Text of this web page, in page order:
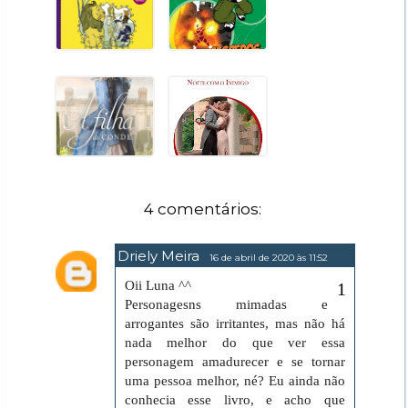
4 comentários:
Driely Meira 16 de abril de 2020 às 11:52
Oii Luna ^^
Personagesns mimadas e
arrogantes são irritantes, mas não há
nada melhor do que ver essa
personagem amadurecer e se tornar
uma pessoa melhor, né? Eu ainda não
conhecia esse livro, e acho que